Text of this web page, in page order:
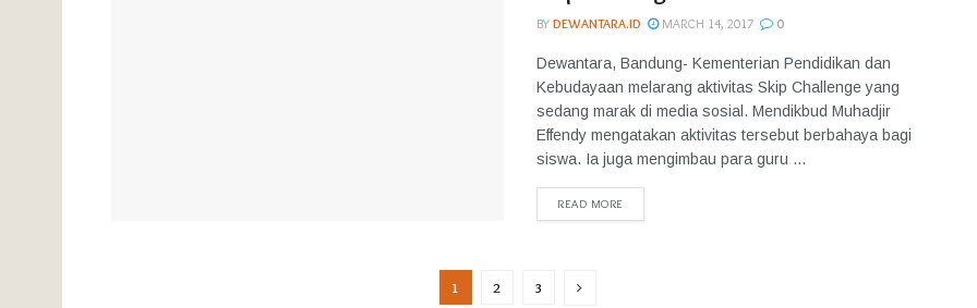
BY DEWANTARA.ID MARCH 14, 2017 0
Dewantara, Bandung- Kementerian Pendidikan dan
Kebudayaan melarang aktivitas Skip Challenge yang
sedang marak di media sosial. Mendikbud Muhadjir
Effendy mengatakan aktivitas tersebut berbahaya bagi
siswa. Ia juga mengimbau para guru ...
READ MORE
1 2 3